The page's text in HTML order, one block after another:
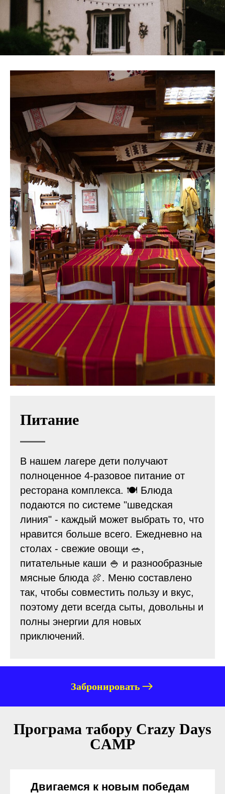
Питание
В нашем лагере дети получают
полноценное 4-разовое питание от
ресторана комплекса. 🍽️ Блюда
подаются по системе "шведская
линия" - каждый может выбрать то, что
нравится больше всего. Ежедневно на
столах - свежие овощи 🥗,
питательные каши 🍚 и разнообразные
мясные блюда 🍖. Меню составлено
так, чтобы совместить пользу и вкус,
поэтому дети всегда сыты, довольны и
полны энергии для новых
приключений.
Забронировать
Програма табору Crazy Days
CAMP
Двигаемся к новым победам